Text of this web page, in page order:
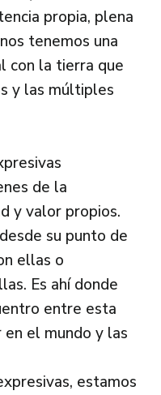
propia, plena
tenemos una
con la tierra que
y las múltiples
de la
y valor propios.
su punto de
ellas o
Es ahí donde
entre esta
el mundo y las
estamos